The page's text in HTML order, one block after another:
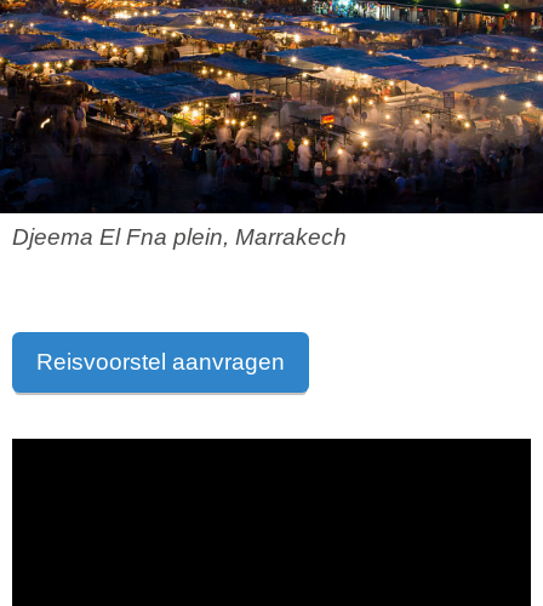
Djeema El Fna plein, Marrakech
Reisvoorstel aanvragen